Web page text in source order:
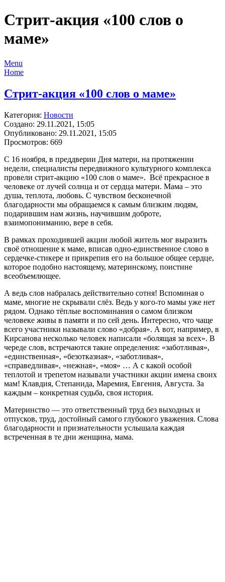
Стрит-акция «100 слов о
маме»
Menu
Home
Стрит-акция «100 слов о маме»
Категория: Новости
Создано: 29.11.2021, 15:05
Опубликовано: 29.11.2021, 15:05
Просмотров: 669
С 16 ноября, в преддверии Дня матери, на протяжении
недели, специалисты передвижного культурного комплекса
провели стрит-акцию «100 слов о маме». Всё прекрасное в
человеке от лучей солнца и от сердца матери. Мама – это
душа, теплота, любовь. С чувством бесконечной
благодарности мы обращаемся к самым близким людям,
подарившим нам жизнь, научившим доброте,
взаимопониманию, вере в себя.
В рамках проходившей акции любой житель мог выразить
своё отношение к маме, вписав одно-единственное слово в
сердечке-стикере и прикрепив его на большое общее сердце,
которое подобно настоящему, материнскому, поистине
всеобъемлющее.
А ведь слов набралась действительно сотня! Вспоминая о
маме, многие не скрывали слёз. Ведь у кого-то мамы уже нет
рядом. Однако тёплые воспоминания о самом близком
человеке живы в памяти и по сей день. Интересно, что чаще
всего участники называли слово «добрая». А вот, например, в
Кирсанова несколько человек написали «болящая за всех». В
череде слов, встречаются такие определения: «заботливая»,
«единственная», «безотказная», «заботливая»,
«справедливая», «нежная», «моя» … А с какой особой
теплотой и трепетом называли участники акции имена своих
мам! Клавдия, Степанида, Маремия, Евгения, Августа. За
каждым – конкретная судьба, своя история.
Материнство — это ответственный труд без выходных и
отпусков, труд, достойный самого глубокого уважения. Слова
благодарности и признательности услышала каждая
встреченная в те дни женщина, мама.